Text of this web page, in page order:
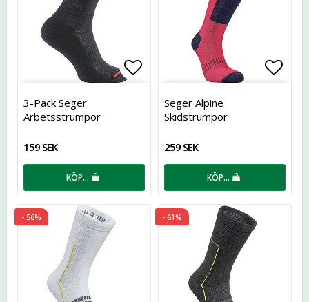
Lägg till i favoritlistan
3-Pack Seger
Arbetsstrumpor
159 SEK
KÖP…
Seger Alpine
Skidstrumpor
259 SEK
KÖP…
- 56% - 61%